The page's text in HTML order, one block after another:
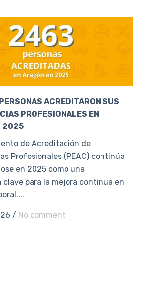
ACREDITARON SUS
PROFESIONALES EN
2025
de Acreditación de
Profesionales (PEAC) continúa
en 2025 como una
clave para la mejora continua en
/ No comment